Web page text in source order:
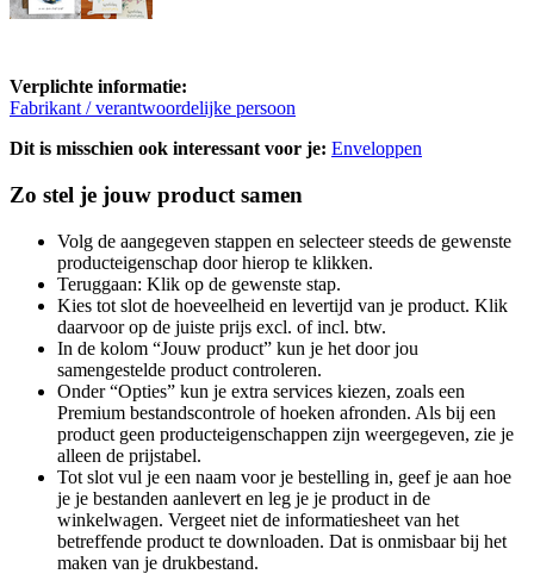
Verplichte informatie:
Fabrikant / verantwoordelijke persoon
Dit is misschien ook interessant voor je: Enveloppen
Zo stel je jouw product samen
Volg de aangegeven stappen en selecteer steeds de gewenste
producteigenschap door hierop te klikken.
Teruggaan: Klik op de gewenste stap.
Kies tot slot de hoeveelheid en levertijd van je product. Klik
daarvoor op de juiste prijs excl. of incl. btw.
In de kolom “Jouw product” kun je het door jou
samengestelde product controleren.
Onder “Opties” kun je extra services kiezen, zoals een
Premium bestandscontrole of hoeken afronden. Als bij een
product geen producteigenschappen zijn weergegeven, zie je
alleen de prijstabel.
Tot slot vul je een naam voor je bestelling in, geef je aan hoe
je je bestanden aanlevert en leg je je product in de
winkelwagen. Vergeet niet de informatiesheet van het
betreffende product te downloaden. Dat is onmisbaar bij het
maken van je drukbestand.